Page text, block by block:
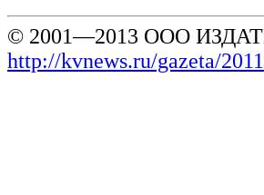
© 2001—2013 ООО
http://kvnews.ru/gazeta/